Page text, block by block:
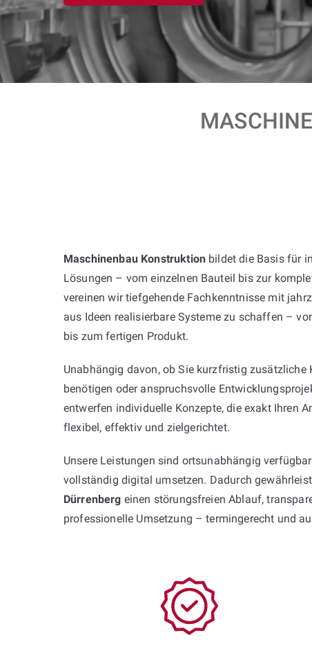
Maschinenbau Konstruktion bildet die Basis für
Lösungen – vom einzelnen Bauteil bis zur
vereinen wir tiefgehende Fachkenntnisse mit
aus Ideen realisierbare Systeme zu schaffen –
bis zum fertigen Produkt.
Unabhängig davon, ob Sie kurzfristig
benötigen oder anspruchsvolle
entwerfen individuelle Konzepte, die exakt Ihren
flexibel, effektiv und zielgerichtet.
Unsere Leistungen sind ortsunabhängig
vollständig digital umsetzen. Dadurch
Dürrenberg einen störungsfreien Ablauf,
professionelle Umsetzung – termingerecht und